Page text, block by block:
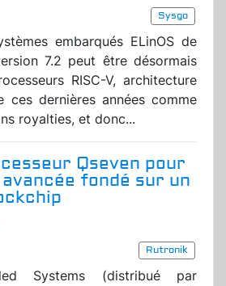
Sysgo
embarqués ELinOS de
7.2 peut être désormais
RISC-V, architecture
ces dernières années comme
royalties, et donc...
Qseven pour
fondé sur un
Rutronik
Systems (distribué par